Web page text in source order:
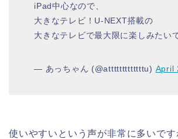
iPad中心なので、
大きなテレビ！U-NEXT搭載の
大きなテレビで最大限に楽しみたい
— あっちゃん (@atttttttttttttu) April
使いやすいという声が非常に多いです